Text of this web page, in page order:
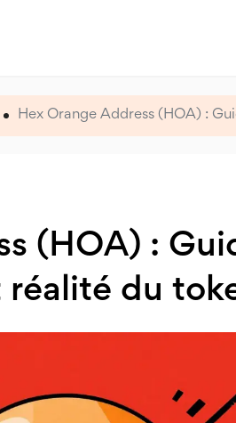
Hex Orange Address (HOA) :
(HOA) :
du